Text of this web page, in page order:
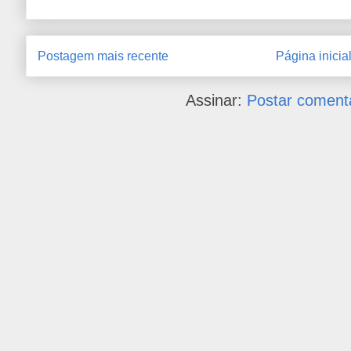
Postagem mais recente Página inicial
Assinar: Postar